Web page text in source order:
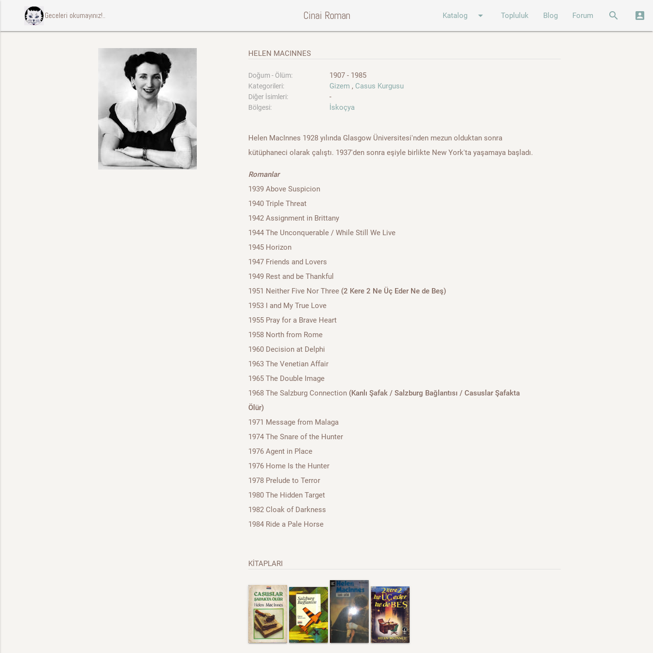
ccccci Geceleri okumayınız!.. Cinai Roman Katalog arrow_drop_down Topluluk Blog Forum search account_box
HELEN MACINNES
Doğum - Ölüm: 1907 - 1985
Kategorileri: Gizem , Casus Kurgusu
Diğer İsimleri: -
Bölgesi: İskoçya
Helen MacInnes 1928 yılında Glasgow Üniversitesi'nden mezun olduktan sonra
kütüphaneci olarak çalıştı. 1937'den sonra eşiyle birlikte New York'ta yaşamaya başladı.
Romanlar
1939 Above Suspicion
1940 Triple Threat
1942 Assignment in Brittany
1944 The Unconquerable / While Still We Live
1945 Horizon
1947 Friends and Lovers
1949 Rest and be Thankful
1951 Neither Five Nor Three (2 Kere 2 Ne Üç Eder Ne de Beş)
1953 I and My True Love
1955 Pray for a Brave Heart
1958 North from Rome
1960 Decision at Delphi
1963 The Venetian Affair
1965 The Double Image
1968 The Salzburg Connection (Kanlı Şafak / Salzburg Bağlantısı / Casuslar Şafakta
Ölür)
1971 Message from Malaga
1974 The Snare of the Hunter
1976 Agent in Place
1976 Home Is the Hunter
1978 Prelude to Terror
1980 The Hidden Target
1982 Cloak of Darkness
1984 Ride a Pale Horse
KİTAPLARI